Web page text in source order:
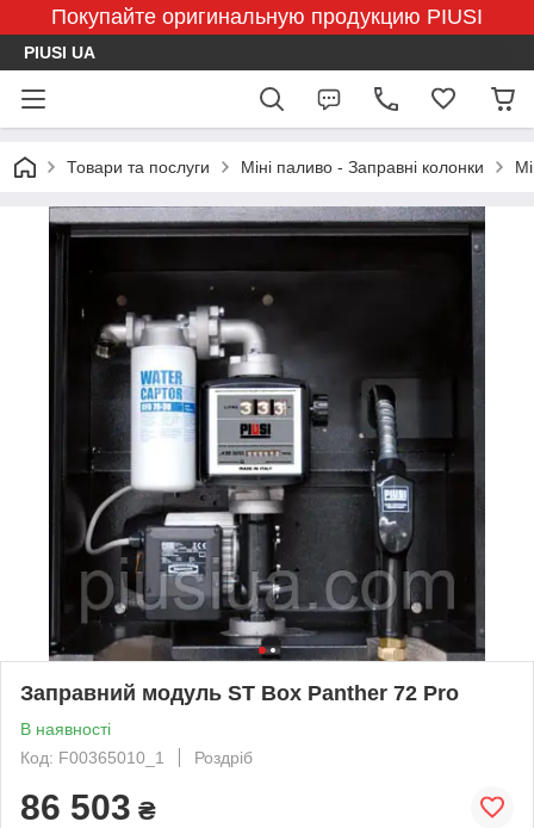
Покупайте оригинальную продукцию PIUSI
PIUSI UA
Товари та послуги Міні паливо - Заправні колонки
Заправний модуль ST Box Panther 72 Pro
В наявності
Код: F00365010_1
Роздріб
86 503 ₴